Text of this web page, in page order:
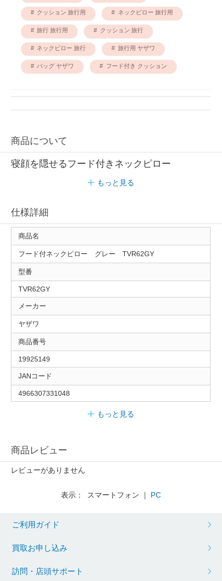
クッション 旅行用 ネックピロー 旅行用
旅行 旅行用 クッション 旅行
ネックピロー 旅行 旅行用 ヤザワ
バッグ ヤザワ フード付き クッション
商品について
寝顔を隠せるフード付きネックピロー
もっと見る
仕様詳細
商品名
フード付ネックピロー グレー TVR62GY
型番
TVR62GY
メーカー
ヤザワ
商品番号
19925149
JANコード
4966307331048
もっと見る
商品レビュー
レビューがありません
表示： スマートフォン ｜ PC
ご利用ガイド
買取お申し込み
訪問・店頭サポート